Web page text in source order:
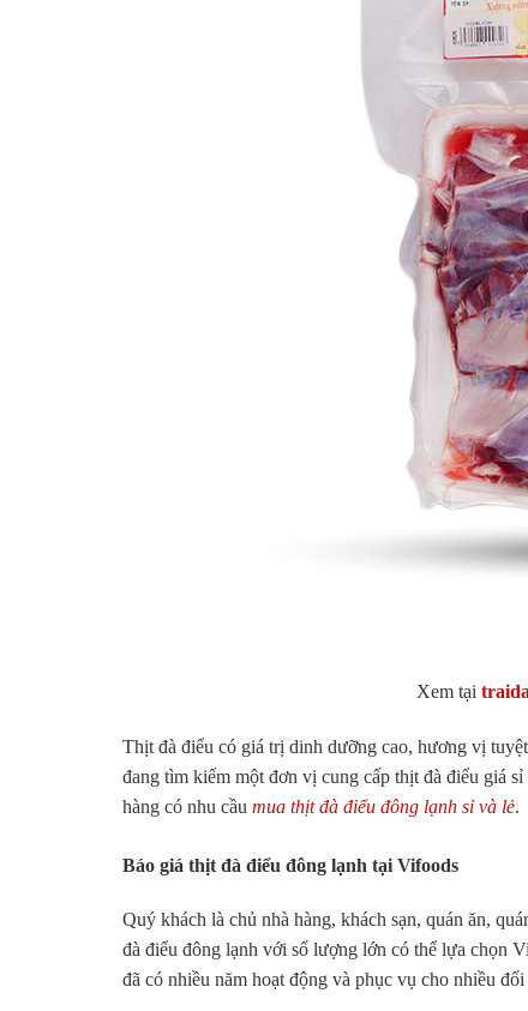
Xem tại
Thịt đà điểu có giá trị dinh dưỡng cao, hương vị
đang tìm kiếm một đơn vị cung cấp thịt đà điểu giá
hàng có nhu cầu mua thịt đà điểu đông lạnh sỉ và lẻ.
Báo giá thịt đà điểu đông lạnh tại Vifoods
Quý khách là chủ nhà hàng, khách sạn, quán ăn,
đà điểu đông lạnh với số lượng lớn có thể lựa chọn
đã có nhiều năm hoạt động và phục vụ cho nhiều đối